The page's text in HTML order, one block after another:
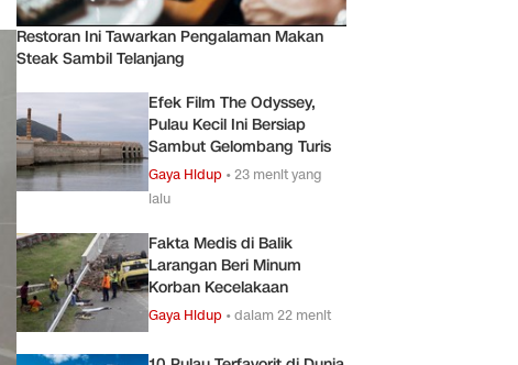
Restoran Ini Tawarkan Pengalaman Makan
Steak Sambil Telanjang
Efek Film The Odyssey,
Pulau Kecil Ini Bersiap
Sambut Gelombang Turis
Gaya Hidup •23 menit yang
lalu
Fakta Medis di Balik
Larangan Beri Minum
Korban Kecelakaan
Gaya Hidup •dalam 22 menit